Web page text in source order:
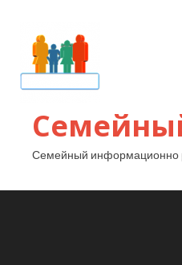
Семейный информационно